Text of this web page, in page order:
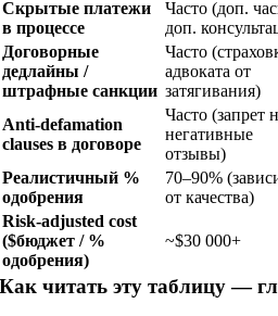
Скрытые платежи
в процессе
Часто (доп.
доп.
Договорные
дедлайны /
штрафные санкции
Часто
адвоката от
затягивания)
Anti-defamation
clauses в договоре
Часто (запрет
негативные
отзывы)
Реалистичный %
одобрения
70–90%
от качества)
Risk-adjusted cost
($бюджет / %
одобрения)
~$30 000+
Как читать эту таблицу —